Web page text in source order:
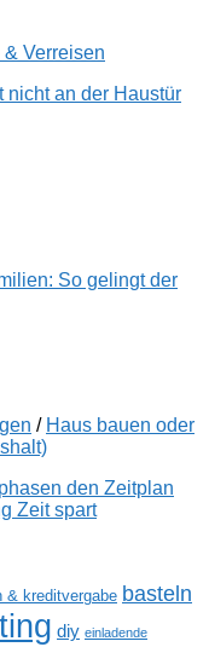
& Verreisen
nicht an der Haustür
So gelingt der
/ Haus bauen oder
den Zeitplan
Zeit spart
& kreditvergabe basteln
diy einladende